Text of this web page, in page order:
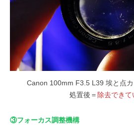
Canon 100mm F3.5 L39 埃と点
処置後＝ 除去できて
③フォーカス調整機構